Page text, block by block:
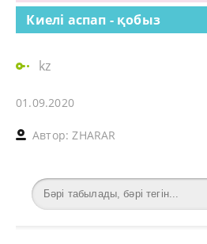
Киелі аспап - қобыз
kz
01.09.2020
Автор:ZHARAR